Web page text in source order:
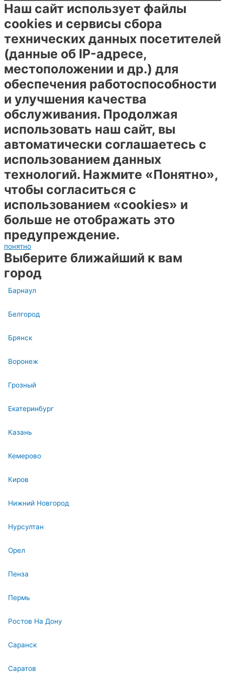
Наш сайт использует файлы
cookies и сервисы сбора
технических данных посетителей
(данные об IP-адресе,
местоположении и др.) для
обеспечения работоспособности
и улучшения качества
обслуживания. Продолжая
использовать наш сайт, вы
автоматически соглашаетесь с
использованием данных
технологий. Нажмите «Понятно»,
чтобы согласиться с
использованием «cookies» и
больше не отображать это
предупреждение.
понятно
Выберите ближайший к вам
город
Барнаул
Белгород
Брянск
Воронеж
Грозный
Екатеринбург
Казань
Кемерово
Киров
Нижний Новгород
Нурсултан
Орел
Пенза
Пермь
Ростов На Дону
Саранск
Саратов